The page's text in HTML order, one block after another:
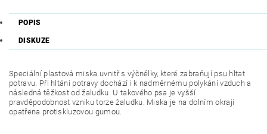
POPIS
DISKUZE
Speciální plastová miska uvnitř s výčnělky, které zabraňují psu hltat
potravu. Při hltání potravy dochází i k nadměrnému polykání vzduch a
následná těžkost od žaludku. U takového psa je vyšší
pravděpodobnost vzniku torze žaludku. Miska je na dolním okraji
opatřena protiskluzovou gumou.